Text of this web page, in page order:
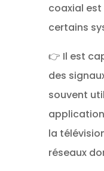
coaxial
certains
👉 Il est
des
souvent
la
réseaux